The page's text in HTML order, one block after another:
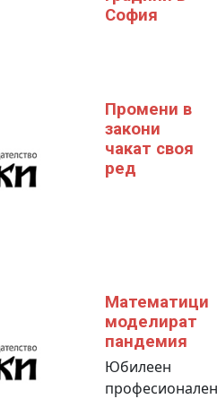
София
Промени в
закони
чакат своя
ред
Математици
моделират
пандемия
Юбилеен
професионален